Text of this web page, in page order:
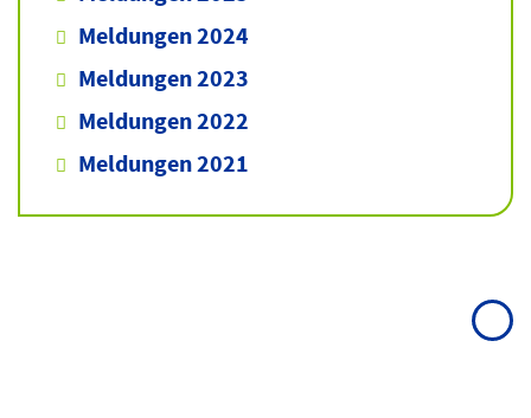
Meldungen 2024
Meldungen 2023
Meldungen 2022
Meldungen 2021